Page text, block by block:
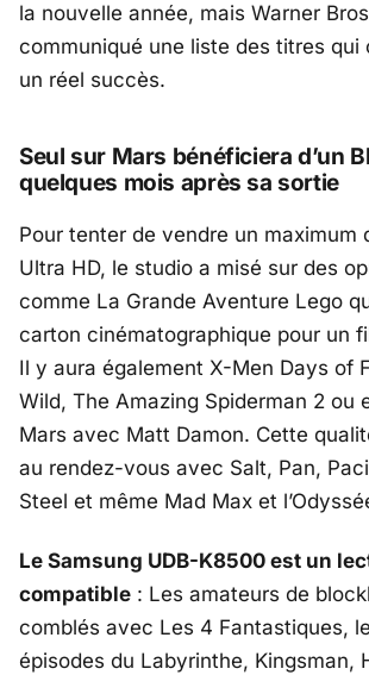
la nouvelle année, mais Warner
communiqué une liste des titres qui
un réel succès.
Seul sur Mars bénéficiera d’un
quelques mois après sa sortie
Pour tenter de vendre un maximum
Ultra HD, le studio a misé sur des
comme La Grande Aventure Lego
carton cinématographique pour un
Il y aura également X-Men Days of
Wild, The Amazing Spiderman 2 ou
Mars avec Matt Damon. Cette
au rendez-vous avec Salt, Pan,
Steel et même Mad Max et
Le Samsung UDB-K8500 est un
compatible : Les amateurs de
comblés avec Les 4 Fantastiques,
épisodes du Labyrinthe, Kingsman,